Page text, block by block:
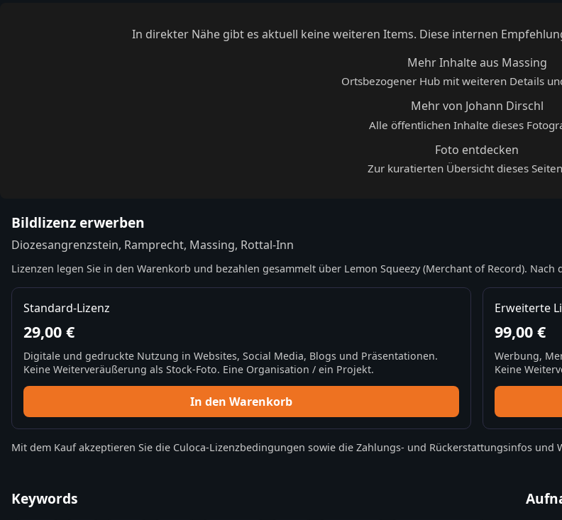
In direkter Nähe gibt es aktuell keine weiteren Items. Diese internen
Mehr Inhalte aus Massing
Ortsbezogener Hub mit weiteren Details
Mehr von Johann Dirschl
Alle öffentlichen Inhalte dieses
Foto entdecken
Zur kuratierten Übersicht dieses
Bildlizenz erwerben
Diozesangrenzstein, Ramprecht, Massing, Rottal-Inn
Lizenzen legen Sie in den Warenkorb und bezahlen gesammelt über Lemon Squeezy (Merchant of Record).
Standard-Lizenz
29,00 €
Digitale und gedruckte Nutzung in Websites, Social Media, Blogs und Präsentationen.
Keine Weiterveräußerung als Stock-Foto. Eine Organisation / ein Projekt.
In den Warenkorb
Erweiterte
99,00 €
Werbung,
Keine
Mit dem Kauf akzeptieren Sie die Culoca-Lizenzbedingungen sowie die Zahlungs- und Rückerstattungsinfos und
Keywords